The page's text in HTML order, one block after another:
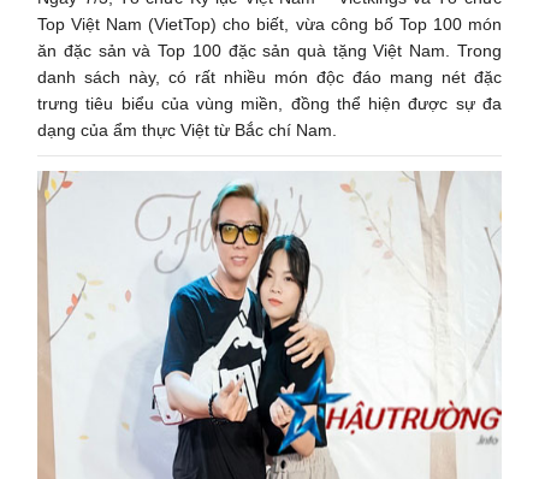
Top Việt Nam (VietTop) cho biết, vừa công bố Top 100 món
ăn đặc sản và Top 100 đặc sản quà tặng Việt Nam. Trong
danh sách này, có rất nhiều món độc đáo mang nét đặc
trưng tiêu biểu của vùng miền, đồng thể hiện được sự đa
dạng của ẩm thực Việt từ Bắc chí Nam.